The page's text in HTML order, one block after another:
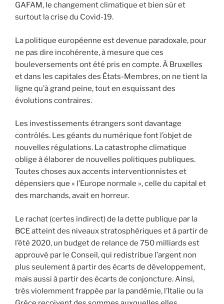
GAFAM, le changement climatique et bien sûr et
surtout la crise du Covid-19.
La politique européenne est devenue paradoxale, pour
ne pas dire incohérente, à mesure que ces
bouleversements ont été pris en compte. À Bruxelles
et dans les capitales des États-Membres, on ne tient la
ligne qu’à grand peine, tout en esquissant des
évolutions contraires.
Les investissements étrangers sont davantage
contrôlés. Les géants du numérique font l’objet de
nouvelles régulations. La catastrophe climatique
oblige à élaborer de nouvelles politiques publiques.
Toutes choses aux accents interventionnistes et
dépensiers que « l’Europe normale », celle du capital et
des marchands, avait en horreur.
Le rachat (certes indirect) de la dette publique par la
BCE atteint des niveaux stratosphériques et à partir de
l’été 2020, un budget de relance de 750 milliards est
approuvé par le Conseil, qui redistribue l’argent non
plus seulement à partir des écarts de développement,
mais aussi à partir des écarts de conjoncture. Ainsi,
très violemment frappée par la pandémie, l’Italie ou la